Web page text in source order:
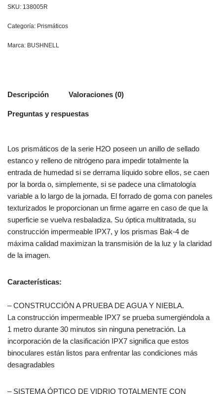
SKU: 138005R
Categoría: Prismáticos
Marca: BUSHNELL
Descripción Valoraciones (0)
Preguntas y respuestas
Los prismáticos de la serie H2O poseen un anillo de sellado
estanco y relleno de nitrógeno para impedir totalmente la
entrada de humedad si se derrama líquido sobre ellos, se caen
por la borda o, simplemente, si se padece una climatología
variable a lo largo de la jornada. El forrado de goma con paneles
texturizados le proporcionan un firme agarre en caso de que la
superficie se vuelva resbaladiza. Su óptica multitratada, su
construcción impermeable IPX7, y los prismas Bak-4 de
máxima calidad maximizan la transmisión de la luz y la claridad
de la imagen.
Características:
– CONSTRUCCIÓN A PRUEBA DE AGUA Y NIEBLA.
La construcción impermeable IPX7 se prueba sumergiéndola a
1 metro durante 30 minutos sin ninguna penetración. La
incorporación de la clasificación IPX7 significa que estos
binoculares están listos para enfrentar las condiciones más
desagradables
– SISTEMA ÓPTICO DE VIDRIO TOTALMENTE CON